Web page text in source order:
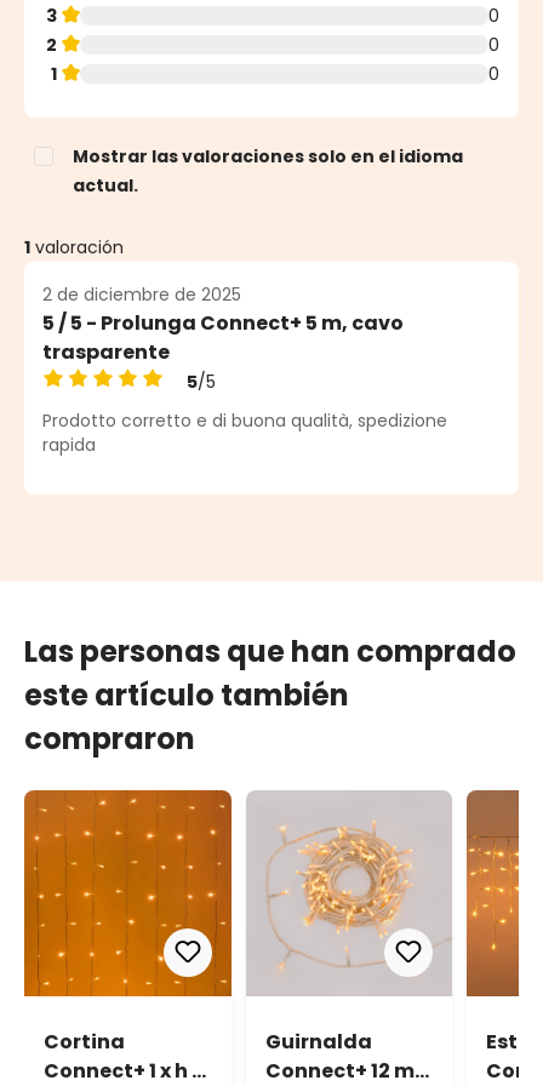
3
0
2
0
1
0
Mostrar las valoraciones solo en el idioma
actual.
1 valoración
2 de diciembre de 2025
5 / 5 - Prolunga Connect+ 5 m, cavo
trasparente
Calificación promedio de 5 de 5 estrellas
5/5
Prodotto corretto e di buona qualità, spedizione
rapida
Las personas que han comprado
este artículo también
compraron
Cortina
Connect+ 1 x h 1
Guirnalda
Connect+ 12 m,